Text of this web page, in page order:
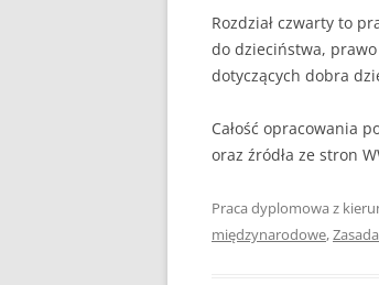
Rozdział czwarty to
do dzieciństwa,
dotyczących dobra
Całość opracowania
oraz źródła ze stron
Praca dyplomowa z
międzynarodowe,